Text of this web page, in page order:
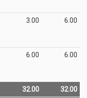
3.00 6.00
6.00 6.00
32.00
32.00